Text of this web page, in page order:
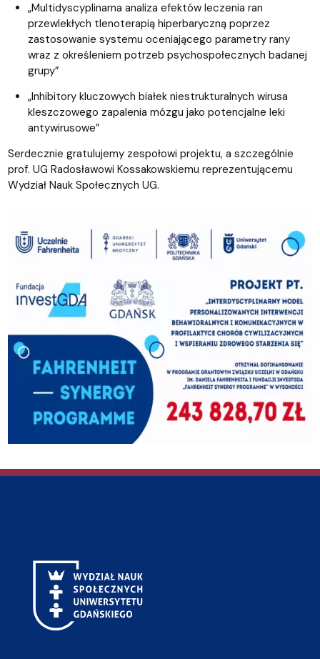
„Multidyscyplinarna analiza efektów leczenia ran
przewlekłych tlenoterapią hiperbaryczną poprzez
zastosowanie systemu oceniającego parametry rany
wraz z określeniem potrzeb psychospołecznych badanej
grupy”
„Inhibitory kluczowych białek niestrukturalnych wirusa
kleszczowego zapalenia mózgu jako potencjalne leki
antywirusowe”
Serdecznie gratulujemy zespołowi projektu, a szczególnie
prof. UG Radosławowi Kossakowskiemu reprezentującemu
Wydział Nauk Społecznych UG.